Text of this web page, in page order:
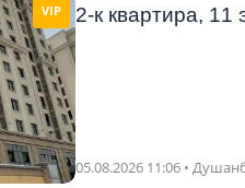
VIP 2-к квартира,
05.08.2026 11:06 •